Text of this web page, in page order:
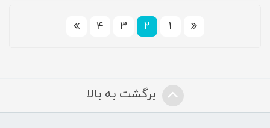
1
2
3
4
برگشت به بالا